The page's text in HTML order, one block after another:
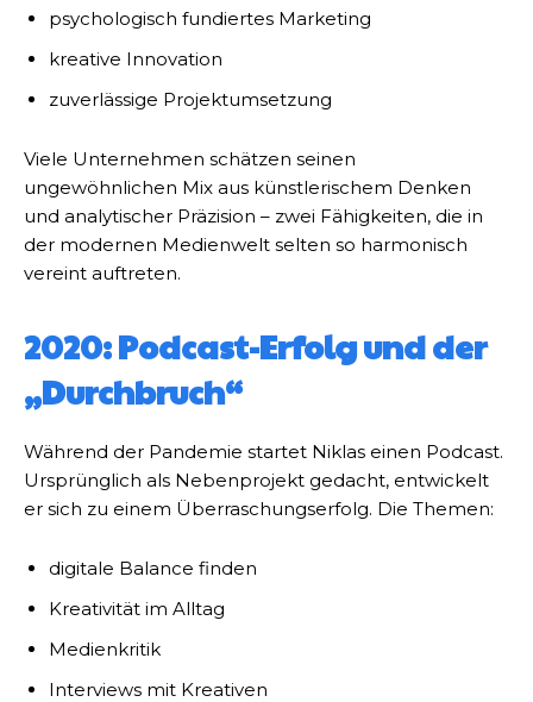
psychologisch fundiertes Marketing
kreative Innovation
zuverlässige Projektumsetzung
Viele Unternehmen schätzen seinen
ungewöhnlichen Mix aus künstlerischem Denken
und analytischer Präzision – zwei Fähigkeiten, die in
der modernen Medienwelt selten so harmonisch
vereint auftreten.
2020: Podcast-Erfolg und der
„Durchbruch“
Während der Pandemie startet Niklas einen Podcast.
Ursprünglich als Nebenprojekt gedacht, entwickelt
er sich zu einem Überraschungserfolg. Die Themen:
digitale Balance finden
Kreativität im Alltag
Medienkritik
Interviews mit Kreativen